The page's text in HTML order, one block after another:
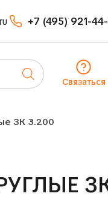
+7 (495) 921-
Связаться
ЗК 3.200